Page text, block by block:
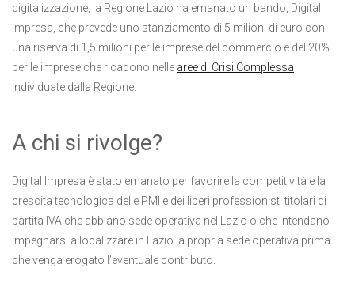
digitalizzazione, la Regione Lazio ha emanato un bando, Digital
Impresa, che prevede uno stanziamento di 5 milioni di euro con
una riserva di 1,5 milioni per le imprese del commercio e del 20%
per le imprese che ricadono nelle aree di Crisi Complessa
individuate dalla Regione.
A chi si rivolge?
Digital Impresa è stato emanato per favorire la competitività e la
crescita tecnologica delle PMI e dei liberi professionisti titolari di
partita IVA che abbiano sede operativa nel Lazio o che intendano
impegnarsi a localizzare in Lazio la propria sede operativa prima
che venga erogato l’eventuale contributo.